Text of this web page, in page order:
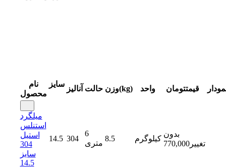
نام
محصول
سایز
آنالیز حالت وزن(kg) واحد قیمتتومان
میلگرد
استنلس
استیل
304
سایز
14.5
14.5 304
6
متری
8.5 کیلوگرم
بدون
تغییر770,000